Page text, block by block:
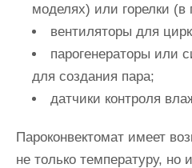
моделях) или горелки (в
вентиляторы для
парогенераторы или
для создания пара;
датчики контроля
Пароконвектомат имеет
не только температуру, но